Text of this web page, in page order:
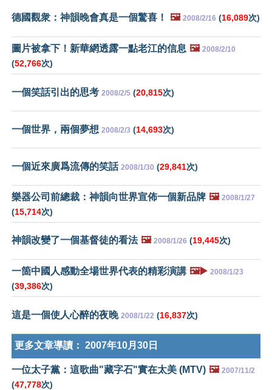
德國觀衆：神韻晚會真是一個驚喜！ 🖼️ 2008/2/16 (16,089次)
圖片被拿下！新華網透露一點老江的信息 🖼️ 2008/2/10
(52,766次)
一個笑話引出的思考 2008/2/5 (20,815次)
一個世界，兩個夢想 2008/2/3 (14,693次)
一個近來廣爲流傳的笑話 2008/1/30 (29,841次)
樂器公司前總裁：神韻向世界宣佈一個新品牌 🖼️ 2008/1/27
(15,714次)
神韻改變了一個基督徒的看法 🖼️ 2008/1/26 (19,445次)
一箇中國人感動全場世界代表的精彩演講 🖼️▶️ 2008/1/23
(39,386次)
這是一個使人心醉的夜晚 2008/1/22 (16,837次)
更多文章導讀： 2007年10月30日
一位太子黨：這歌曲"藏字石"實在太美 (MTV) 🖼️ 2007/11/2
(47,778次)